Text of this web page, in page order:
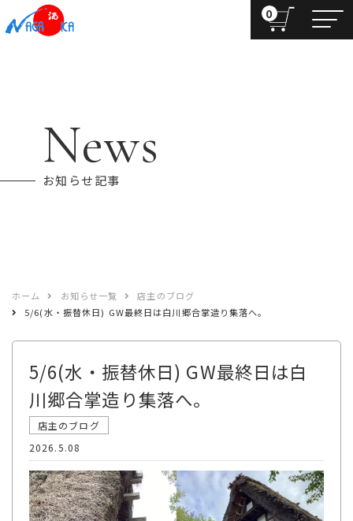
0
News
お知らせ記事
ホーム お知らせ一覧
店主のブログ
5/6(水・振替休日) GW最終日は白川郷合掌造り集落へ。
5/6(水・振替休日) GW最終日は白
川郷合掌造り集落へ。
店主のブログ
2026.5.08